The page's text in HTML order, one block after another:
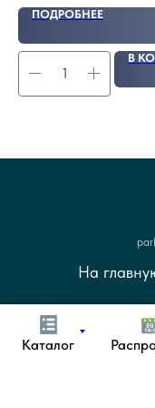
Каталог
ПОДРОБНЕЕ
В
На